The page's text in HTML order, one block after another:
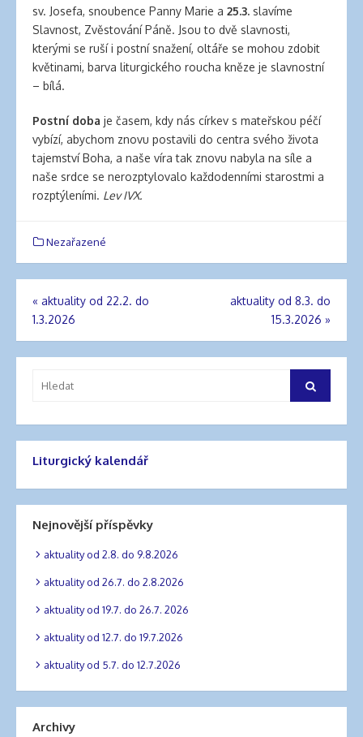
sv. Josefa, snoubence Panny Marie a 25.3. slavíme
Slavnost, Zvěstování Páně. Jsou to dvě slavnosti,
kterými se ruší i postní snažení, oltáře se mohou zdobit
květinami, barva liturgického roucha kněze je slavnostní
– bílá.
Postní doba je časem, kdy nás církev s mateřskou péčí
vybízí, abychom znovu postavili do centra svého života
tajemství Boha, a naše víra tak znovu nabyla na síle a
naše srdce se nerozptylovalo každodenními starostmi a
rozptýleními. Lev IVX.
Nezařazené
Navigace
pro
« aktuality od 22.2. do
1.3.2026
aktuality od 8.3. do
15.3.2026 »
Hledat
Liturgický kalendář
Nejnovější příspěvky
aktuality od 2.8. do 9.8.2026
aktuality od 26.7. do 2.8.2026
aktuality od 19.7. do 26.7. 2026
aktuality od 12.7. do 19.7.2026
aktuality od 5.7. do 12.7.2026
Archivy